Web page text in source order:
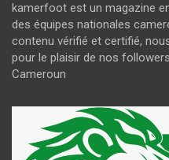
kamerfoot est un magazine
des équipes nationales
contenu vérifié et certifié,
pour le plaisir de nos
Cameroun